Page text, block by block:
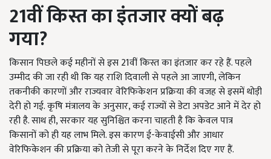
21वीं किस्त का इंतजार क्यों बढ़
गया?
किसान पिछले कई महीनों से इस 21वीं किस्त का इंतजार कर रहे हैं. पहले
उम्मीद की जा रही थी कि यह राशि दिवाली से पहले आ जाएगी, लेकिन
तकनीकी कारणों और राज्यवार वेरिफिकेशन प्रक्रिया की वजह से इसमें थोड़ी
देरी हो गई. कृषि मंत्रालय के अनुसार, कई राज्यों से डेटा अपडेट आने में देर हो
रही है. साथ ही, सरकार यह सुनिश्चित करना चाहती है कि केवल पात्र
किसानों को ही यह लाभ मिले. इस कारण ई-केवाईसी और आधार
वेरिफिकेशन की प्रक्रिया को तेजी से पूरा करने के निर्देश दिए गए हैं.